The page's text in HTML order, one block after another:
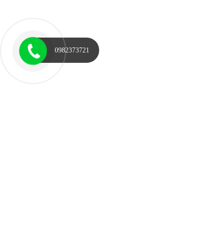
0982373721